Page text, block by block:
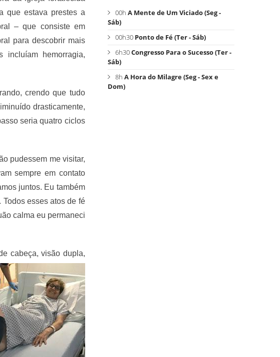
que estava prestes a
– que consiste em
para descobrir mais
hemorragia,
crendo que tudo
drasticamente,
seria quatro ciclos
pudessem me visitar,
sempre em contato
juntos. Eu também
esses atos de fé
calma eu permaneci
cabeça, visão dupla,
00h A Mente de Um Viciado (Seg -
Sáb)
00h30 Ponto de Fé (Ter - Sáb)
6h30Congresso Para o Sucesso (Ter -
Sáb)
8h A Hora do Milagre (Seg - Sex e
Dom)